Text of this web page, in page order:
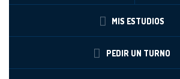
MIS ESTUDIOS
PEDIR UN TURNO